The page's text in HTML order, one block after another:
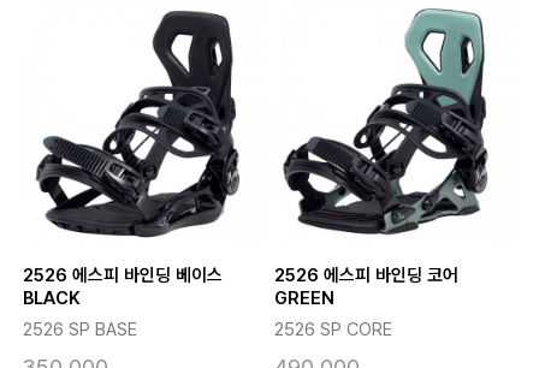
2526 에스피 바인딩 베이스
BLACK
2526 SP BASE
2526 에스피 바인딩 코어
GREEN
2526 SP CORE